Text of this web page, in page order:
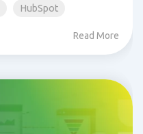
HubSpot
Read More